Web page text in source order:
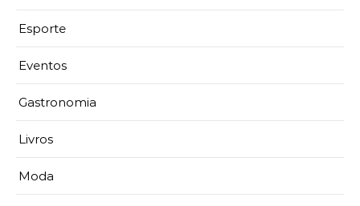
Esporte
Eventos
Gastronomia
Livros
Moda